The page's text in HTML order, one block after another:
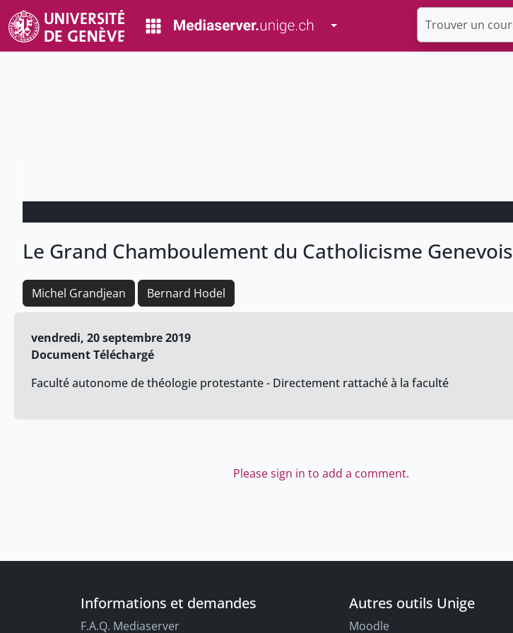
Toggle Dropdown
Le Grand Chamboulement du Catholicisme Genevois
Michel Grandjean Bernard Hodel
vendredi, 20 septembre 2019
Document Téléchargé
Faculté autonome de théologie protestante - Directement rattaché à la faculté
Please sign in to add a comment.
Informations et demandes
F.A.Q. Mediaserver
Autres outils Unige
Moodle